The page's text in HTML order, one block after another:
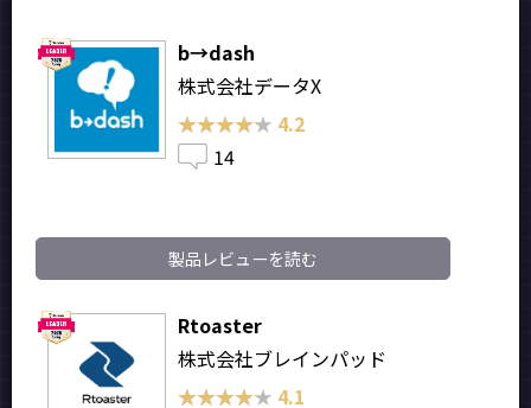
b→dash
株式会社データX
★★★★★
★★★★★ 4.2
14
製品レビューを読む
Rtoaster
株式会社ブレインパッド
★★★★★
★★★★★ 4.1